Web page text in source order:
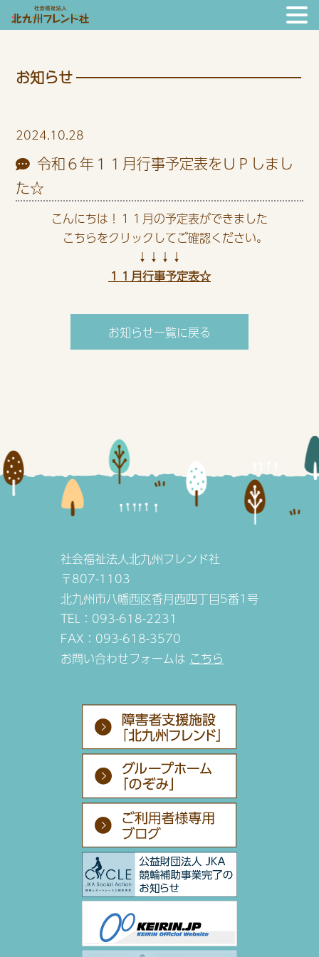
お知らせ
2024.10.28
令和６年１１月行事予定表をＵＰしまし
た☆
こんにちは！１１月の予定表ができました
こちらをクリックしてご確認ください。
↓↓↓↓
１１月行事予定表☆
お知らせ一覧に戻る
社会福祉法人北九州フレンド社
〒807-1103
北九州市八幡西区香月西四丁目5番1号
TEL：093-618-2231
FAX：093-618-3570
お問い合わせフォームは こちら